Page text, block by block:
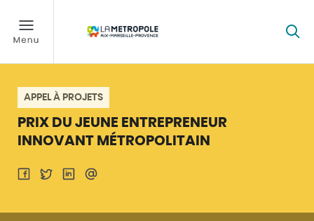
APPEL À PROJETS
PRIX DU JEUNE ENTREPRENEUR
INNOVANT MÉTROPOLITAIN